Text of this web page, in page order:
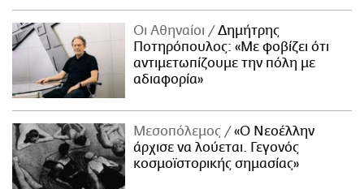
Οι Αθηναίοι
Δημήτρης
Ποτηρόπουλος: «Με φοβίζει ότι
αντιμετωπίζουμε την πόλη με
αδιαφορία»
Μεσοπόλεμος
«Ο Νεοέλλην
άρχισε να λούεται. Γεγονός
κοσμοϊστορικής σημασίας»